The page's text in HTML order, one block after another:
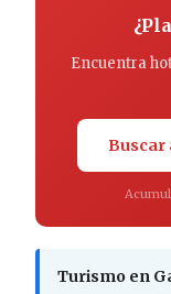
Encuentra
Buscar
Turismo en